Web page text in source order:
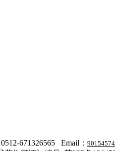
671326565 Email：